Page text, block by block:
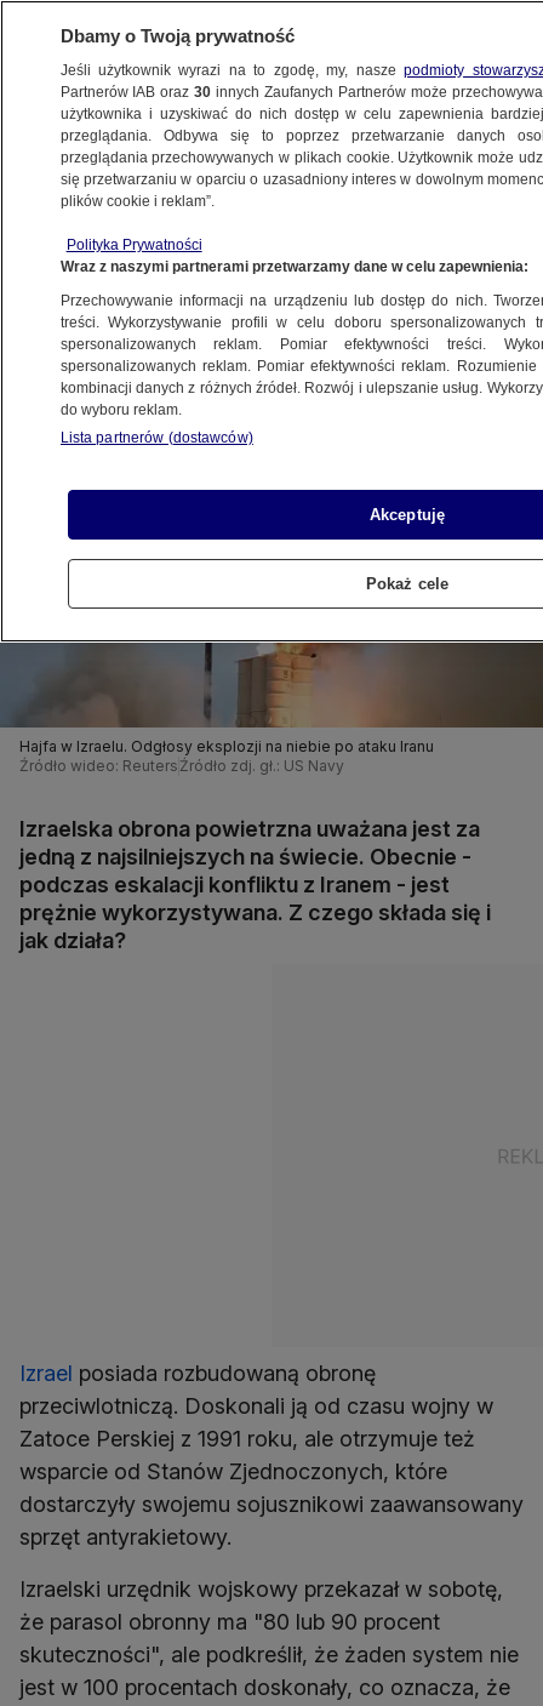
ŚWIAT
rakiety Arrow. Jak broni się Izrael?
15.06.2025, 14:54
Posłuchaj artykułu
Czyta lektor AI
Hajfa w Izraelu. Odgłosy eksplozji na niebie po ataku Iranu
Źródło wideo: Reuters Źródło zdj. gł.: US Navy
Izraelska obrona powietrzna uważana jest za
jedną z najsilniejszych na świecie. Obecnie -
podczas eskalacji konfliktu z Iranem - jest
prężnie wykorzystywana. Z czego składa się i
jak działa?
Izrael posiada rozbudowaną obronę
przeciwlotniczą. Doskonali ją od czasu wojny w
Zatoce Perskiej z 1991 roku, ale otrzymuje też
wsparcie od Stanów Zjednoczonych, które
dostarczyły swojemu sojusznikowi zaawansowany
sprzęt antyrakietowy.
Izraelski urzędnik wojskowy przekazał w sobotę,
że parasol obronny ma "80 lub 90 procent
skuteczności", ale podkreślił, że żaden system nie
jest w 100 procentach doskonały, co oznacza, że
Dbamy o Twoją prywatność
Jeśli użytkownik wyrazi na to zgodę, my, naszepodmioty
Partnerów IAB oraz30 innych Zaufanych Partnerów może
użytkownika i uzyskiwać do nich dostęp w celu zapewnienia
przeglądania. Odbywa się to poprzez przetwarzanie danych
przeglądania przechowywanych w plikach cookie. Użytkownik może
się przetwarzaniu w oparciu o uzasadniony interes w dowolnym
plików cookie i reklam”.
Polityka Prywatności
Wraz z naszymi partnerami przetwarzamy dane w celu zapewnienia:
Przechowywanie informacji na urządzeniu lub dostęp do nich.
treści. Wykorzystywanie profili w celu doboru spersonalizowanych
spersonalizowanych reklam. Pomiar efektywności treści.
spersonalizowanych reklam. Pomiar efektywności reklam.
kombinacji danych z różnych źródeł. Rozwój i ulepszanie usług.
do wyboru reklam.
Lista partnerów (dostawców)
Akceptuję
Pokaż cele